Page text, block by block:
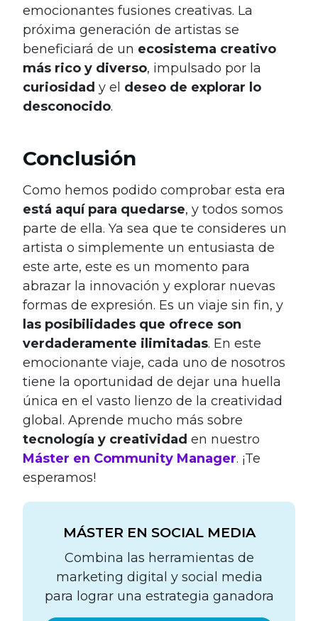
emocionantes fusiones creativas. La
próxima generación de artistas se
beneficiará de un ecosistema creativo
más rico y diverso, impulsado por la
curiosidad y el deseo de explorar lo
desconocido.
Conclusión
Como hemos podido comprobar esta era
está aquí para quedarse, y todos somos
parte de ella. Ya sea que te consideres un
artista o simplemente un entusiasta de
este arte, este es un momento para
abrazar la innovación y explorar nuevas
formas de expresión. Es un viaje sin fin, y
las posibilidades que ofrece son
verdaderamente ilimitadas. En este
emocionante viaje, cada uno de nosotros
tiene la oportunidad de dejar una huella
única en el vasto lienzo de la creatividad
global. Aprende mucho más sobre
tecnología y creatividad en nuestro
Máster en Community Manager. ¡Te
esperamos!
MÁSTER EN SOCIAL MEDIA
Combina las herramientas de
marketing digital y social media
para lograr una estrategia ganadora